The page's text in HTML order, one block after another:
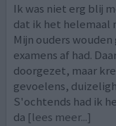
Ik was niet erg blij
dat ik het helemaal
Mijn ouders
examens af had.
doorgezet, maar
gevoelens,
S'ochtends had ik
da [lees meer...]